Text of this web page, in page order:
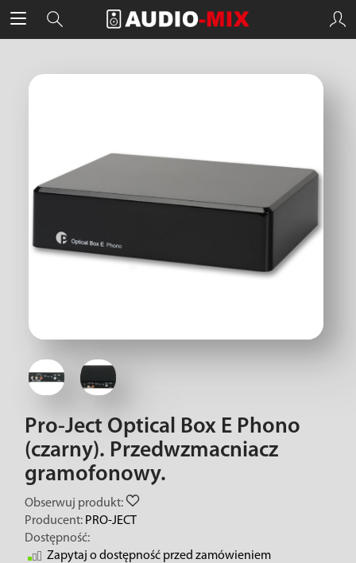
Pro-Ject Optical Box E Phono
(czarny). Przedwzmacniacz
gramofonowy.
Obserwuj produkt:
Producent: PRO-JECT
Dostępność:
Zapytaj o dostępność przed zamówieniem